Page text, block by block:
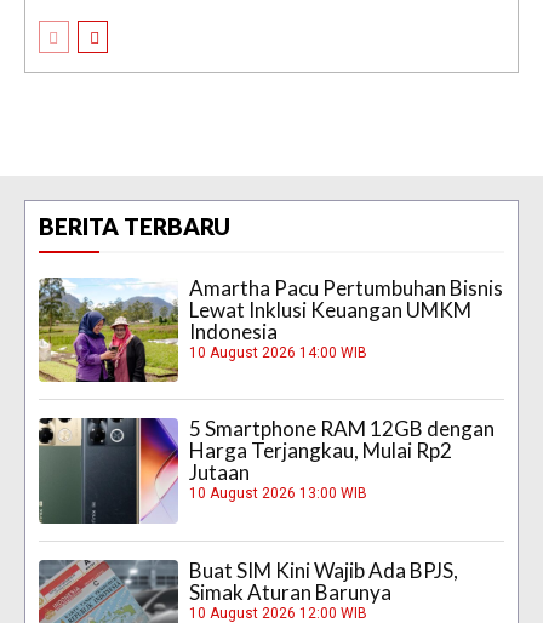
BERITA TERBARU
Amartha Pacu Pertumbuhan Bisnis
Lewat Inklusi Keuangan UMKM
Indonesia
10 August 2026 14:00 WIB
5 Smartphone RAM 12GB dengan
Harga Terjangkau, Mulai Rp2
Jutaan
10 August 2026 13:00 WIB
Buat SIM Kini Wajib Ada BPJS,
Simak Aturan Barunya
10 August 2026 12:00 WIB